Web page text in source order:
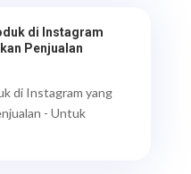
di Instagram
Penjualan
di Instagram yang
- Untuk